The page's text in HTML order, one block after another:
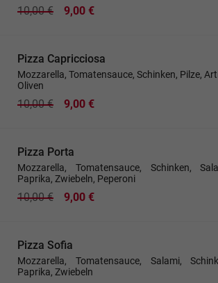
10,00 € 9,00 €
Pizza Capricciosa
Mozzarella, Tomatensauce, Schinken, Pilze,
Oliven
10,00 € 9,00 €
Pizza Porta
Mozzarella, Tomatensauce, Schinken,
Paprika, Zwiebeln, Peperoni
10,00 € 9,00 €
Pizza Sofia
Mozzarella, Tomatensauce, Salami,
Paprika, Zwiebeln